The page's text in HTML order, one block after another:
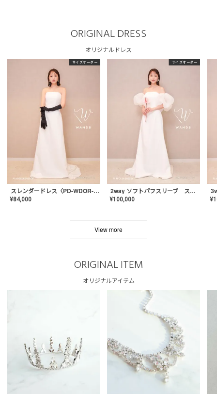
ORIGINAL DRESS
オリジナルドレス
サイズオーダー
スレンダードレス〈PD-WDOR-2110〉
¥84,000
サイズオーダー
2way ソフトパフスリーブ スレンダードレス〈PD-WDOR-2112〉
¥100,000 ¥
View more
ORIGINAL ITEM
オリジナルアイテム